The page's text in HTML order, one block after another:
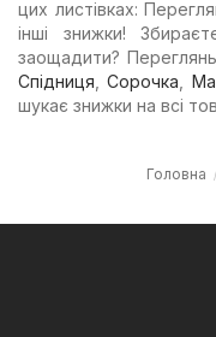
цих листівках:
інші знижки!
заощадити?
Спідниця ,Сорочка
шукає знижки на всі
Головна